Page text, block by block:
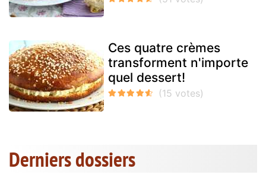
Ces quatre crèmes
transforment n'importe
quel dessert!
Derniers dossiers